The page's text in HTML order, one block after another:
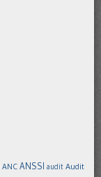
ANC ANSSI audit Audit